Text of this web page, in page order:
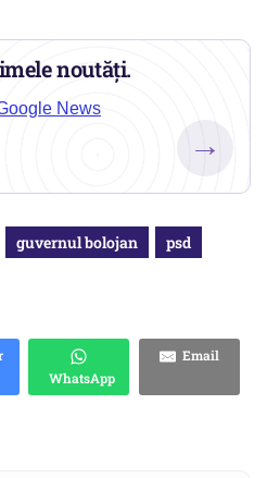
noutăți.
News
→
guvernul bolojan psd
WhatsApp
Email